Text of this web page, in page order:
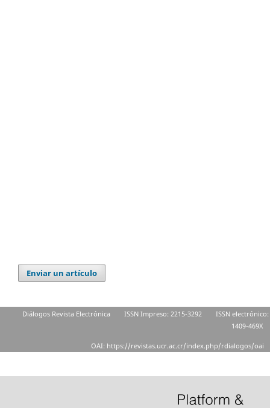
Enviar un artículo
Diálogos Revista Electrónica ISSN Impreso: 2215-3292
ISSN electrónico:
1409-469X
OAI: https://revistas.ucr.ac.cr/index.php/rdialogos/oai